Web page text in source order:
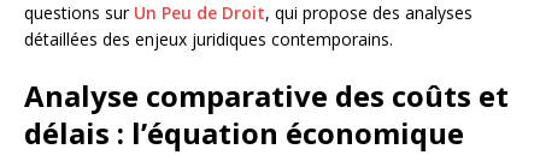
questions sur Un Peu de Droit, qui propose des analyses
détaillées des enjeux juridiques contemporains.
Analyse comparative des coûts et
délais : l’équation économique